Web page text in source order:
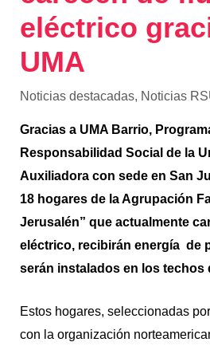
eléctrico
UMA
Noticias destacadas, Noticias
Gracias a UMA Barrio,
Responsabilidad Social de la
Auxiliadora con sede en San
18 hogares de la Agrupación
Jerusalén” que actualmente
eléctrico, recibirán energía de
serán instalados en los techos
Estos hogares, seleccionadas
con la organización